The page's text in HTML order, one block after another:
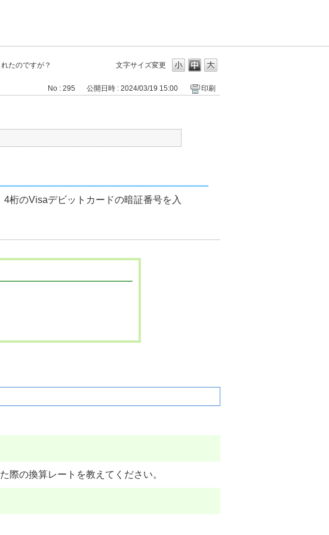
文字サイズ変更
たのですが？
No : 295 公開日時 : 2024/03/19 15:00 印刷
桁のVisaデビットカードの暗証番号を入
際の換算レートを教えてください。